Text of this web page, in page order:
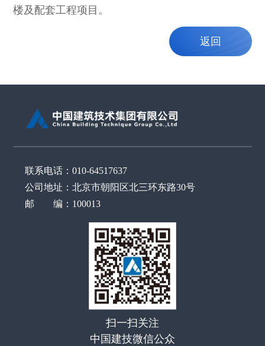
楼及配套工程项目。
返回
联系电话：010-64517637
公司地址：北京市朝阳区北三环东路30号
邮 编：100013
扫一扫关注
中国建技微信公众